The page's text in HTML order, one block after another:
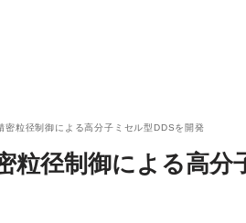
密粒径制御による高分子ミセル型DDSを開発
粒径制御による高分